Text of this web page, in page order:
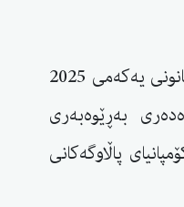
مونتەسر كازم حالوب، لە 29ی كانونی یەكەمی 2025
بەڕێوەبەری
پاڵاوگەكانی